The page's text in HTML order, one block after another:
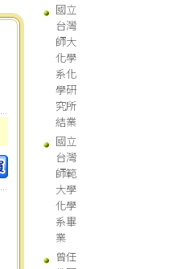
國立
台灣
師大
化學
系化
學研
究所
結業
國立
台灣
師範
大學
化學
系畢
業
曾任